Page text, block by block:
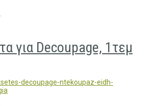
για Decoupage, 1τεμ